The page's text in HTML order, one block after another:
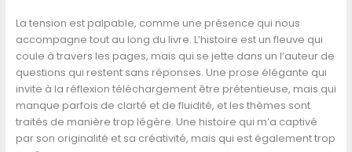
La tension est palpable, comme une présence qui nous
accompagne tout au long du livre. L’histoire est un fleuve qui
coule à travers les pages, mais qui se jette dans un l’auteur de
questions qui restent sans réponses. Une prose élégante qui
invite à la réflexion téléchargement être prétentieuse, mais qui
manque parfois de clarté et de fluidité, et les thèmes sont
traités de manière trop légère. Une histoire qui m’a captivé
par son originalité et sa créativité, mais qui est également trop